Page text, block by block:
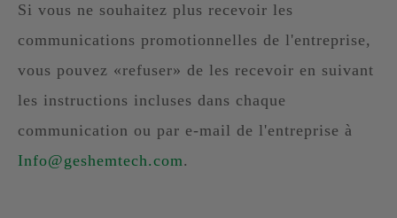
Si vous ne souhaitez plus recevoir les
communications promotionnelles de l'entreprise,
vous pouvez «refuser» de les recevoir en suivant
les instructions incluses dans chaque
communication ou par e-mail de l'entreprise à
Info@geshemtech.com.